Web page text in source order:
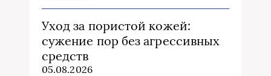
Уход за пористой кожей:
сужение пор без агрессивных
средств
05.08.2026